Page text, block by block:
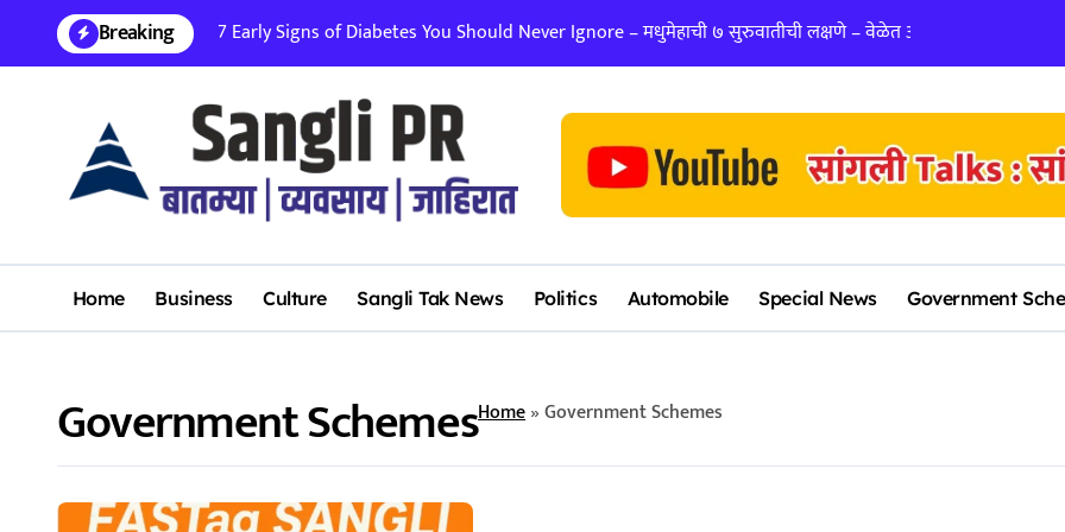
content
Breaking 7 Early Signs of Diabetes You Should Never Ignore – मधुमेहाची ७ सुरुवातीची लक्षणे – वेळेत ओळखा, आरोग्य जपा
लग्न ठरवताना
Home Business Culture Sangli Tak News Politics Automobile Special News Government
Government SchemesHome»Government Schemes